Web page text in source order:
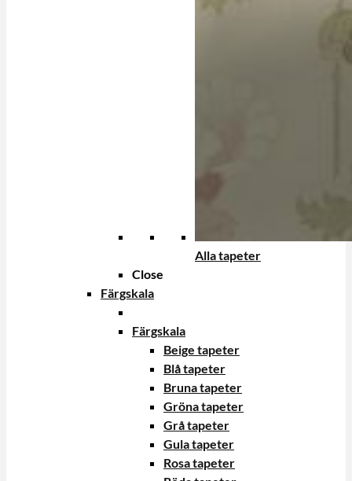
Alla tapeter
Close
Färgskala
Färgskala
Beige tapeter
Blå tapeter
Bruna tapeter
Gröna tapeter
Grå tapeter
Gula tapeter
Rosa tapeter